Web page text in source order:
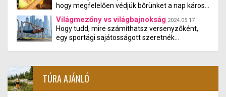
ismernek régóta, viszont van jó néhány kevésbé
szeretnék a következőkben ismertetni, mivel
ezek ritkábban ismételt támpontok. Ezek a
kulcspontok jól jöhetnek az edzőknek a
gimnasztikai sportágakban – a saját testsúlyos
hogy megfelelően védjük bőrünket a nap káros
sugaraitól. Az UV-sugárzás bőrrákot okozhat,
és gyorsítja a bőr öregedését. Ebben a
bejegyzésben bemutatjuk, hogyan válasszunk
és használjunk helyesen fényvédőt, hogy
megóvjuk bőrünket.
Világmezőny vs világbajnokság 2024.05.17
Hogy tudd, mire számíthatsz versenyzőként,
egy sportági sajátosságott szeretnék
világbajnokság. De mi is ez?
TÚRA AJÁNLÓ